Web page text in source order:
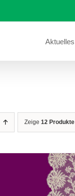
Aktuelles
Zeige 12 Produkte